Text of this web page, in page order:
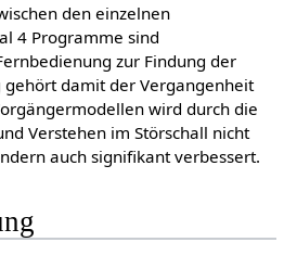
den einzelnen
4 Programme sind
zur Findung der
damit der Vergangenheit
wird durch die
Verstehen im Störschall nicht
auch signifikant verbessert.